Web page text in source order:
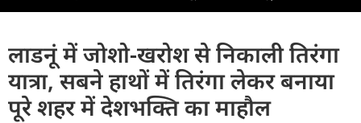
लाडनूं में जोशो-खरोश से निकाली तिरंगा
यात्रा, सबने हाथों में तिरंगा लेकर बनाया
पूरे शहर में देशभक्ति का माहौल